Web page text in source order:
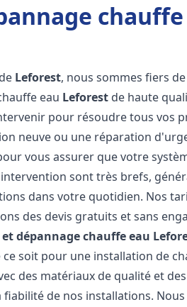
chauffe
Leforest, nous sommes fiers
eau Leforest de haute
pour résoudre tous vos
neuve ou une réparation
vous assurer que votre
sont très brefs,
dans votre quotidien. Nos
des devis gratuits et sans
dépannage chauffe eau
ce soit pour une installation de
des matériaux de qualité et
fiabilité de nos installations.